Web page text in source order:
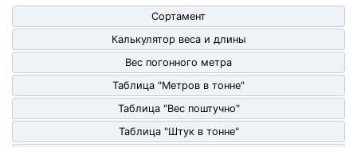
Сортамент
Калькулятор веса и длины
Вес погонного метра
Таблица "Метров в тонне"
Таблица "Вес поштучно"
Таблица "Штук в тонне"